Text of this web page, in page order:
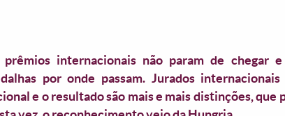
prêmios internacionais não param de chegar
por onde passam. Jurados
e o resultado são mais e mais distinções,